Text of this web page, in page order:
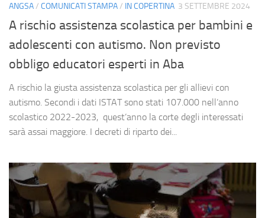
ANGSA/ COMUNICATI STAMPA/ IN COPERTINA 3 SETTEMBRE 2024
A rischio assistenza scolastica per bambini e
adolescenti con autismo. Non previsto
obbligo educatori esperti in Aba
A rischio la giusta assistenza scolastica per gli allievi con
autismo. Secondi i dati ISTAT sono stati 107.000 nell’anno
scolastico 2022-2023, quest’anno la corte degli interessati
sarà assai maggiore. I decreti di riparto dei...